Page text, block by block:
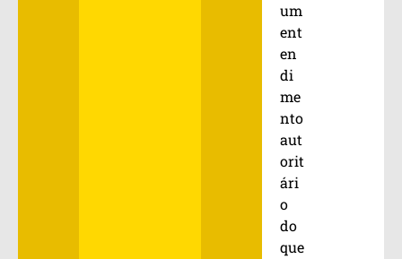
um
ent
en
di
me
nto
aut
orit
ári
o
do
que